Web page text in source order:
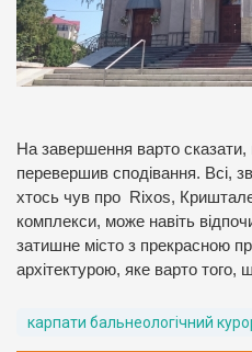
На завершення варто
перевершив сподівання. Всі,
хтось чув про Rixos,
комплекси, може навіть
затишне місто з прекрасною
архітектурою, яке варто того,
карпати бальнеологічний